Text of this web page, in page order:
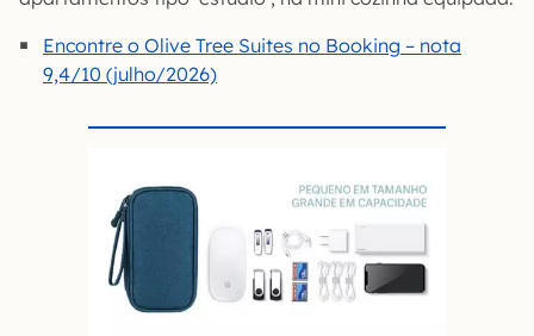
Encontre o Olive Tree Suites no Booking – nota
9,4/10 (julho/2026)